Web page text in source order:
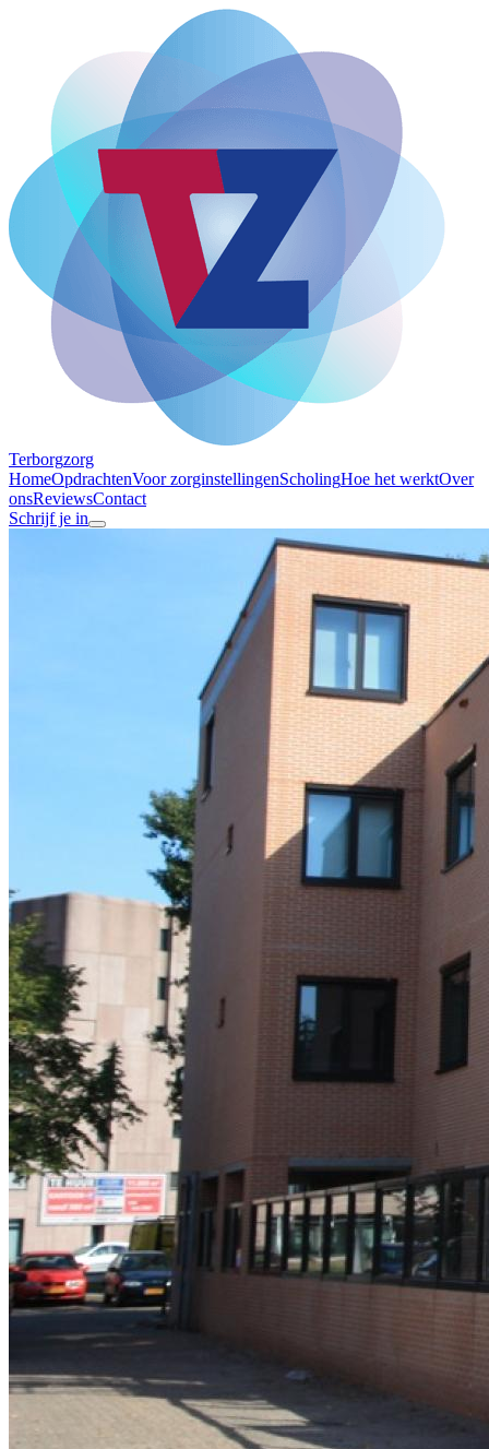
Terborgzorg
HomeOpdrachtenVoor zorginstellingenScholingHoe het werktOver
onsReviewsContact
Schrijf je in